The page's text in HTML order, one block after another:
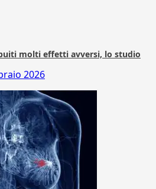
molti effetti avversi, lo studio
2026